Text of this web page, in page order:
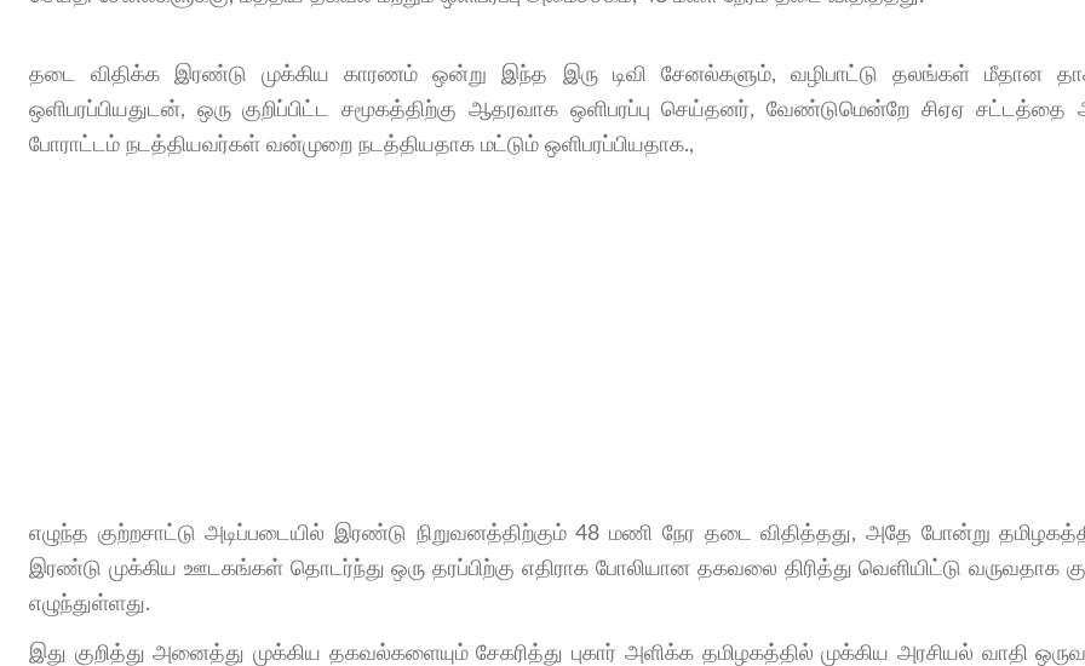
தடை விதிக்க இரண்டு முக்கிய காரணம் ஒன்று இந்த இரு டிவி சேனல்களும், வழிபாட்டு தலங்கள் மீதான
ஒளிபரப்பியதுடன், ஒரு குறிப்பிட்ட சமூகத்திற்கு ஆதரவாக ஒளிபரப்பு செய்தனர், வேண்டுமென்றே சிஏஏ சட்டத்தை
போராட்டம் நடத்தியவர்கள் வன்முறை நடத்தியதாக மட்டும் ஒளிபரப்பியதாக.,
எழுந்த குற்றசாட்டு அடிப்படையில் இரண்டு நிறுவனத்திற்கும் 48 மணி நேர தடை விதித்தது, அதே போன்று
இரண்டு முக்கிய ஊடகங்கள் தொடர்ந்து ஒரு தரப்பிற்கு எதிராக போலியான தகவலை திரித்து வெளியிட்டு வருவதாக
எழுந்துள்ளது.
இது குறித்து அனைத்து முக்கிய தகவல்களையும் சேகரித்து புகார் அளிக்க தமிழகத்தில் முக்கிய அரசியல் வாதி